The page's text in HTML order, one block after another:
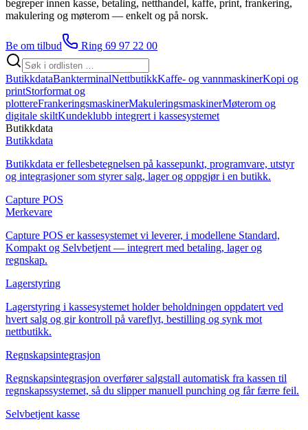
begreper innen kasse, betaling, netthandel, kaffe, print, frankering,
makulering og møterom — enkelt og på norsk.
Be om tilbud Ring 69 97 22 00
ButikkdataBankterminalNettbutikkKaffe- og vannmaskinerKopi og
printStorformat og
plottereFrankeringsmaskinerMakuleringsmaskinerMøterom og
digitale skiltKundeklubb integrert i kassesystemet
Butikkdata
Butikkdata
Butikkdata er fellesbetegnelsen på kassepunkt, programvare, utstyr
og integrasjoner som styrer salg, lager og oppgjør i en butikk.
Capture POS
Merkevare
Capture POS er kassesystemet vi leverer, i modellene Standard,
Kompakt og Selvbetjent — integrert med betaling, lager og
regnskap.
Lagerstyring
Lagerstyring i kassesystemet holder beholdningen oppdatert ved
hvert salg og gir kontroll på vareflyt, bestilling og synk mot
nettbutikk.
Regnskapsintegrasjon
Regnskapsintegrasjon overfører salgstall automatisk fra kassen til
regnskapssystemet, så du slipper manuell punching og får færre feil.
Selvbetjent kasse